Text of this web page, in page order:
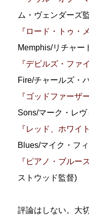
ム・ヴェンダーズ
『ロード・トゥ・
Memphis/リチャー
『デビルズ・ファ
Fire/チャールズ・
『ゴッドファーザ
Sons/マーク・レ
『レッド、ホワイ
Blues/マイク・フ
『ピアノ・ブルース
ストウッド監督)
評論はしない。大